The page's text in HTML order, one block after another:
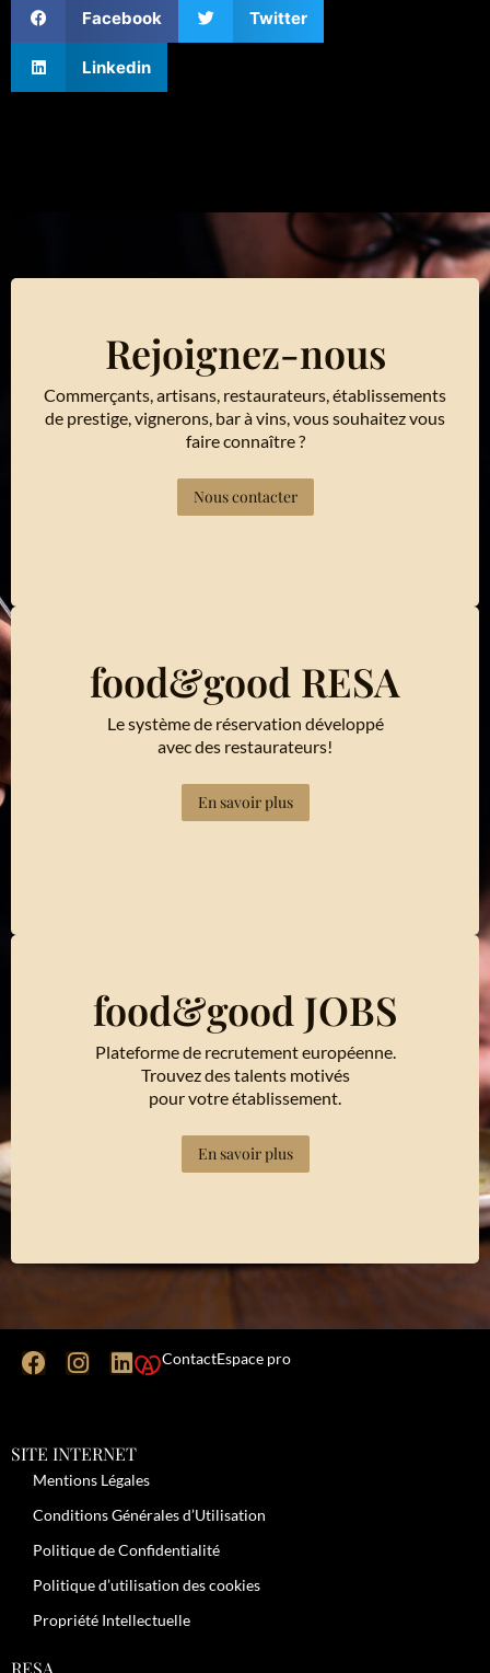
Facebook Twitter
Linkedin
Rejoignez-nous
Commerçants, artisans, restaurateurs, établissements
de prestige, vignerons, bar à vins, vous souhaitez vous
faire connaître ?
Nous contacter
food&good RESA
Le système de réservation développé
avec des restaurateurs!
En savoir plus
food&good JOBS
Plateforme de recrutement européenne.
Trouvez des talents motivés
pour votre établissement.
En savoir plus
ContactEspace pro
SITE INTERNET
Mentions Légales
Conditions Générales d’Utilisation
Politique de Confidentialité
Politique d’utilisation des cookies
Propriété Intellectuelle
RESA